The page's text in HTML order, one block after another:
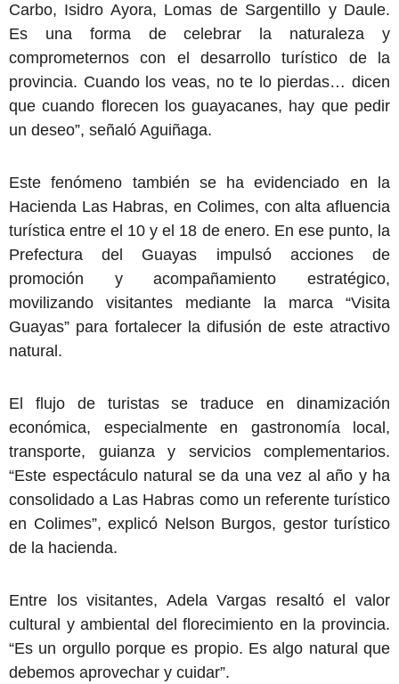
Carbo, Isidro Ayora, Lomas de Sargentillo y Daule.
Es una forma de celebrar la naturaleza y
comprometernos con el desarrollo turístico de la
provincia. Cuando los veas, no te lo pierdas… dicen
que cuando florecen los guayacanes, hay que pedir
un deseo”, señaló Aguiñaga.
Este fenómeno también se ha evidenciado en la
Hacienda Las Habras, en Colimes, con alta afluencia
turística entre el 10 y el 18 de enero. En ese punto, la
Prefectura del Guayas impulsó acciones de
promoción y acompañamiento estratégico,
movilizando visitantes mediante la marca “Visita
Guayas” para fortalecer la difusión de este atractivo
natural.
El flujo de turistas se traduce en dinamización
económica, especialmente en gastronomía local,
transporte, guianza y servicios complementarios.
“Este espectáculo natural se da una vez al año y ha
consolidado a Las Habras como un referente turístico
en Colimes”, explicó Nelson Burgos, gestor turístico
de la hacienda.
Entre los visitantes, Adela Vargas resaltó el valor
cultural y ambiental del florecimiento en la provincia.
“Es un orgullo porque es propio. Es algo natural que
debemos aprovechar y cuidar”.